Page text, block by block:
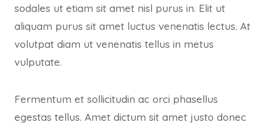
sodales ut etiam sit amet nisl purus in. Elit ut
aliquam purus sit amet luctus venenatis lectus. At
volutpat diam ut venenatis tellus in metus
vulputate.
Fermentum et sollicitudin ac orci phasellus
egestas tellus. Amet dictum sit amet justo donec